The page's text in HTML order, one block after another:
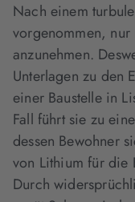
Nach einem
vorgenommen,
anzunehmen.
Unterlagen zu den
einer Baustelle in
Fall führt sie zu
dessen Bewohner
von Lithium für die
Durch